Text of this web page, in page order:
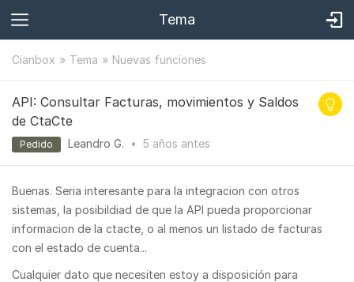
Tema
Cianbox Tema Nuevas funciones
API: Consultar Facturas, movimientos y Saldos
de CtaCte
Pedido Leandro G. • 5 años antes
Buenas. Seria interesante para la integracion con otros
sistemas, la posibildiad de que la API pueda proporcionar
informacion de la ctacte, o al menos un listado de facturas
con el estado de cuenta...
Cualquier dato que necesiten estoy a disposición para